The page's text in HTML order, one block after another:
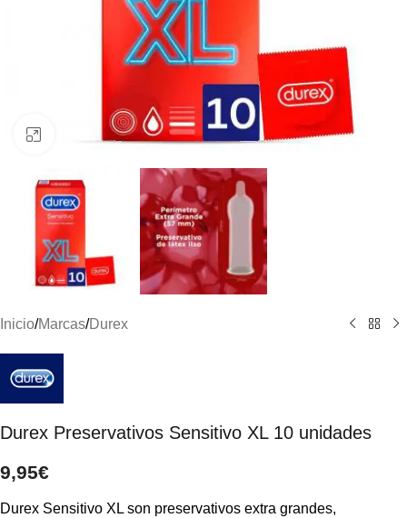
Clic para ampliar
Inicio/Marcas/Durex
Durex Preservativos Sensitivo XL 10 unidades
9,95€
Durex Sensitivo XL son preservativos extra grandes,